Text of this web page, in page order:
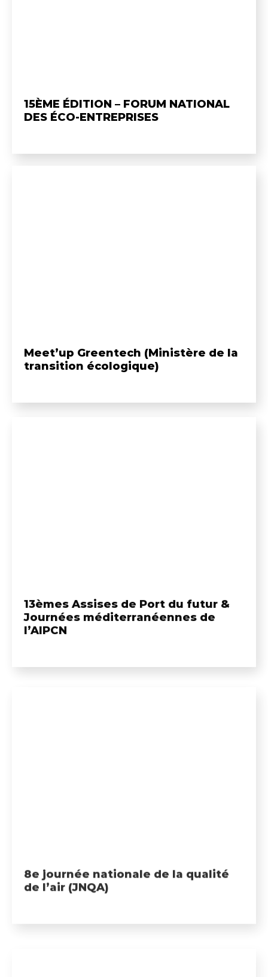
15ÈME ÉDITION – FORUM NATIONAL
DES ÉCO-ENTREPRISES
Meet’up Greentech (Ministère de la
transition écologique)
13èmes Assises de Port du futur &
Journées méditerranéennes de
l’AIPCN
8e journée nationale de la qualité
de l’air (JNQA)